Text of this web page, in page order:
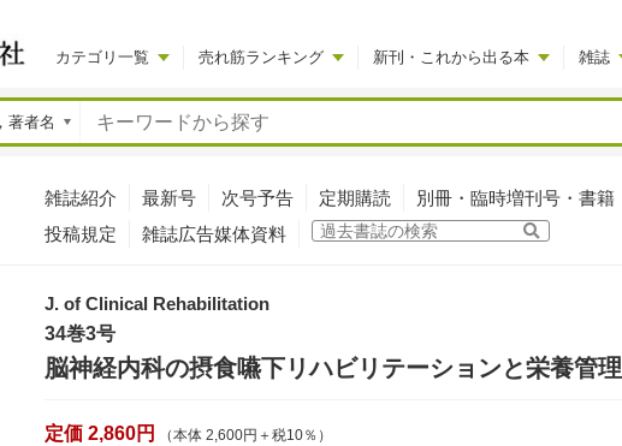
カテゴリ一覧 売れ筋ランキング 新刊・これから出る本 雑誌
雑誌紹介 最新号 次号予告 定期購読 別冊・臨時増刊号・書籍
投稿規定
雑誌広告媒体資料
J. of Clinical Rehabilitation
34巻3号
脳神経内科の摂食嚥下リハビリテーションと栄養管理
定価 2,860円 （本体 2,600円＋税10％）